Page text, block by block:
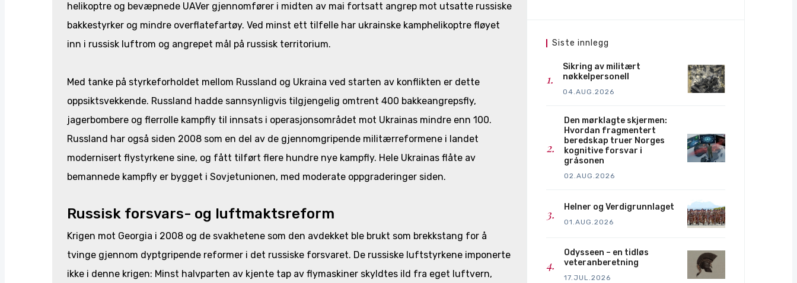
helikoptre og bevæpnede UAVer gjennomfører i midten av mai fortsatt angrep mot utsatte russiske
bakkestyrker og mindre overflatefartøy. Ved minst ett tilfelle har ukrainske kamphelikoptre fløyet
inn i russisk luftrom og angrepet mål på russisk territorium.
Med tanke på styrkeforholdet mellom Russland og Ukraina ved starten av konflikten er dette
oppsiktsvekkende. Russland hadde sannsynligvis tilgjengelig omtrent 400 bakkeangrepsfly,
jagerbombere og flerrolle kampfly til innsats i operasjonsområdet mot Ukrainas mindre enn 100.
Russland har også siden 2008 som en del av de gjennomgripende militærreformene i landet
modernisert flystyrkene sine, og fått tilført flere hundre nye kampfly. Hele Ukrainas flåte av
bemannede kampfly er bygget i Sovjetunionen, med moderate oppgraderinger siden.
Russisk forsvars- og luftmaktsreform
Krigen mot Georgia i 2008 og de svakhetene som den avdekket ble brukt som brekkstang for å
tvinge gjennom dyptgripende reformer i det russiske forsvaret. De russiske luftstyrkene imponerte
ikke i denne krigen: Minst halvparten av kjente tap av flymaskiner skyldtes ild fra eget luftvern,
Siste innlegg
Sikring av militært
nøkkelpersonell
04.AUG.2026
Den mørklagte skjermen:
Hvordan fragmentert
beredskap truer Norges
kognitive forsvar i
gråsonen
02.AUG.2026
Helner og Verdigrunnlaget
01.AUG.2026
Odysseen – en tidløs
veteranberetning
17.JUL.2026